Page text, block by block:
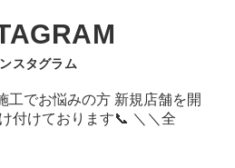
スタグラム
工でお悩みの方 新規店舗を開
付けております📞 ＼＼全